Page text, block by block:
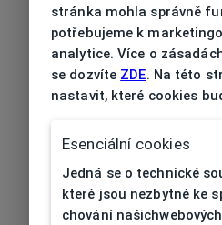
stránka mohla správně
potřebujeme k
analytice. Více o
se dozvíte ZDE. Na této
nastavit, které cookies
Esenciální cookies
Jedná se o technické
které jsou nezbytné ke
chování